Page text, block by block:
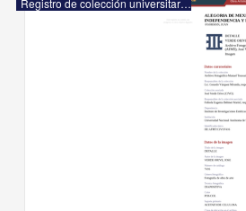
Registro de colección universitaria